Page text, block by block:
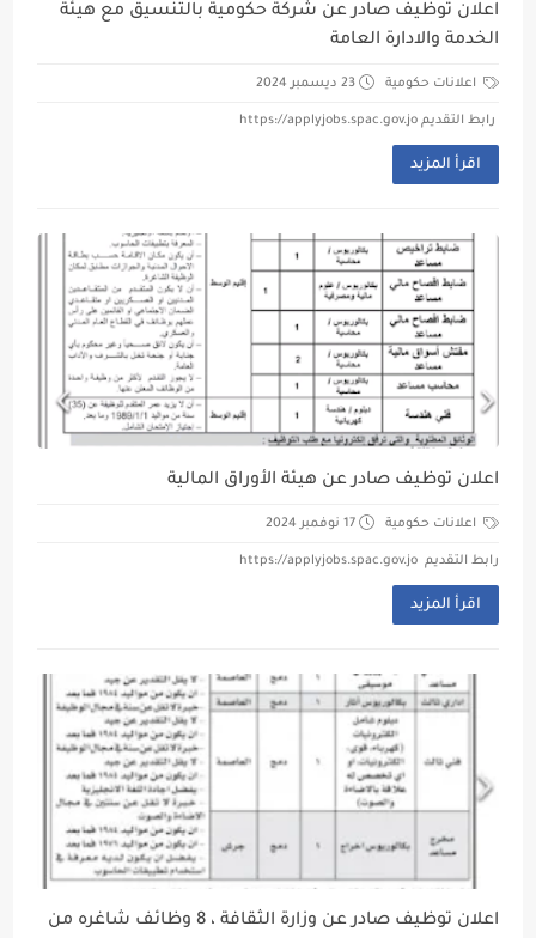
اعلان توظيف صادر عن شركة حكومية بالتنسيق مع هيئة
الخدمة والادارة العامة
اعلانات حكومية 23 ديسمبر 2024
رابط التقديم https://applyjobs.spac.gov.jo
اقرأ المزيد
اعلان توظيف صادر عن هيئة الأوراق المالية
اعلانات حكومية 17 نوفمبر 2024
رابط التقديم https://applyjobs.spac.gov.jo
اقرأ المزيد
اعلان توظيف صادر عن وزارة الثقافة ، 8 وظائف شاغره من